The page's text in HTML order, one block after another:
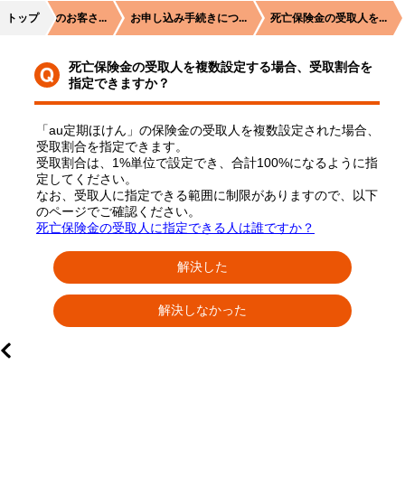
トップ
をご検討のお客さ... お申し込み手続きにつ... 死亡保険金の受取人を...
死亡保険金の受取人を複数設定する場合、受取割合を
指定できますか？
「au定期ほけん」の保険金の受取人を複数設定された場合、
受取割合を指定できます。
受取割合は、1%単位で設定でき、合計100%になるように指
定してください。
なお、受取人に指定できる範囲に制限がありますので、以下
のページでご確認ください。
死亡保険金の受取人に指定できる人は誰ですか？
解決した
解決しなかった